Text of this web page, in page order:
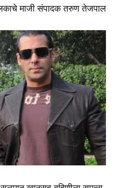
माजी संपादक तरुण तेजपाल